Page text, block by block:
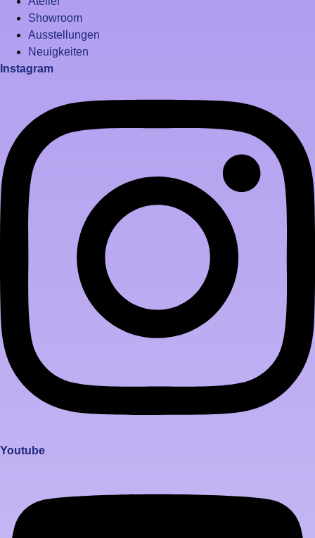
Showroom
Ausstellungen
Neuigkeiten
Instagram
Youtube